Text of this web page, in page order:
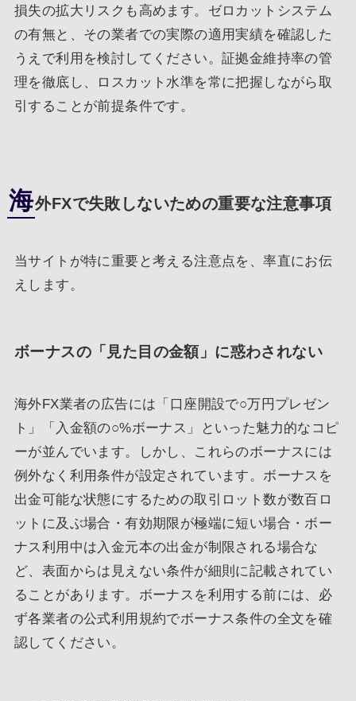
損失の拡大リスクも高めます。ゼロカットシステム
の有無と、その業者での実際の適用実績を確認した
うえで利用を検討してください。証拠金維持率の管
理を徹底し、ロスカット水準を常に把握しながら取
引することが前提条件です。
海外FXで失敗しないための重要な注意事項
当サイトが特に重要と考える注意点を、率直にお伝
えします。
ボーナスの「見た目の金額」に惑わされない
海外FX業者の広告には「口座開設で○万円プレゼン
ト」「入金額の○%ボーナス」といった魅力的なコピ
ーが並んでいます。しかし、これらのボーナスには
例外なく利用条件が設定されています。ボーナスを
出金可能な状態にするための取引ロット数が数百ロ
ットに及ぶ場合・有効期限が極端に短い場合・ボー
ナス利用中は入金元本の出金が制限される場合な
ど、表面からは見えない条件が細則に記載されてい
ることがあります。ボーナスを利用する前には、必
ず各業者の公式利用規約でボーナス条件の全文を確
認してください。